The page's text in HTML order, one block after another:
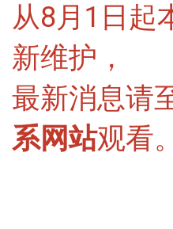
从8月1日起
新维护，
最新消息请
系网站观看。